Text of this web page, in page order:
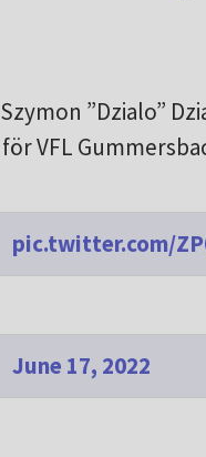
Szymon ”Dzialo”
för VFL
pic.twitter.com/
June 17, 2022